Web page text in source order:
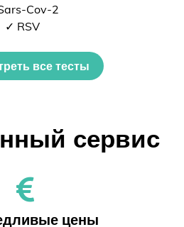
Cov-2
✓ RSV
все тесты
сервис
цены